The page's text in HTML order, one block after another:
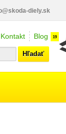
Kontakt Blog 19
Hľadať
diely.sk